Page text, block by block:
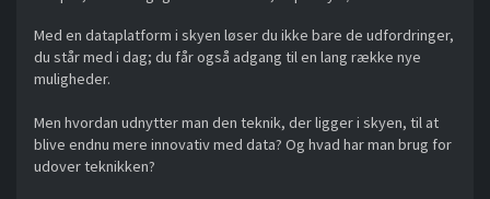
Med en dataplatform i skyen løser du ikke bare de udfordringer,
du står med i dag; du får også adgang til en lang række nye
muligheder.
Men hvordan udnytter man den teknik, der ligger i skyen, til at
blive endnu mere innovativ med data? Og hvad har man brug for
udover teknikken?